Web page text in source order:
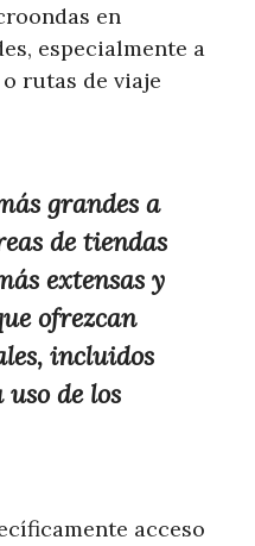
en
especialmente a
rutas de viaje
grandes a
de tiendas
extensas y
ofrezcan
incluidos
de los
acceso